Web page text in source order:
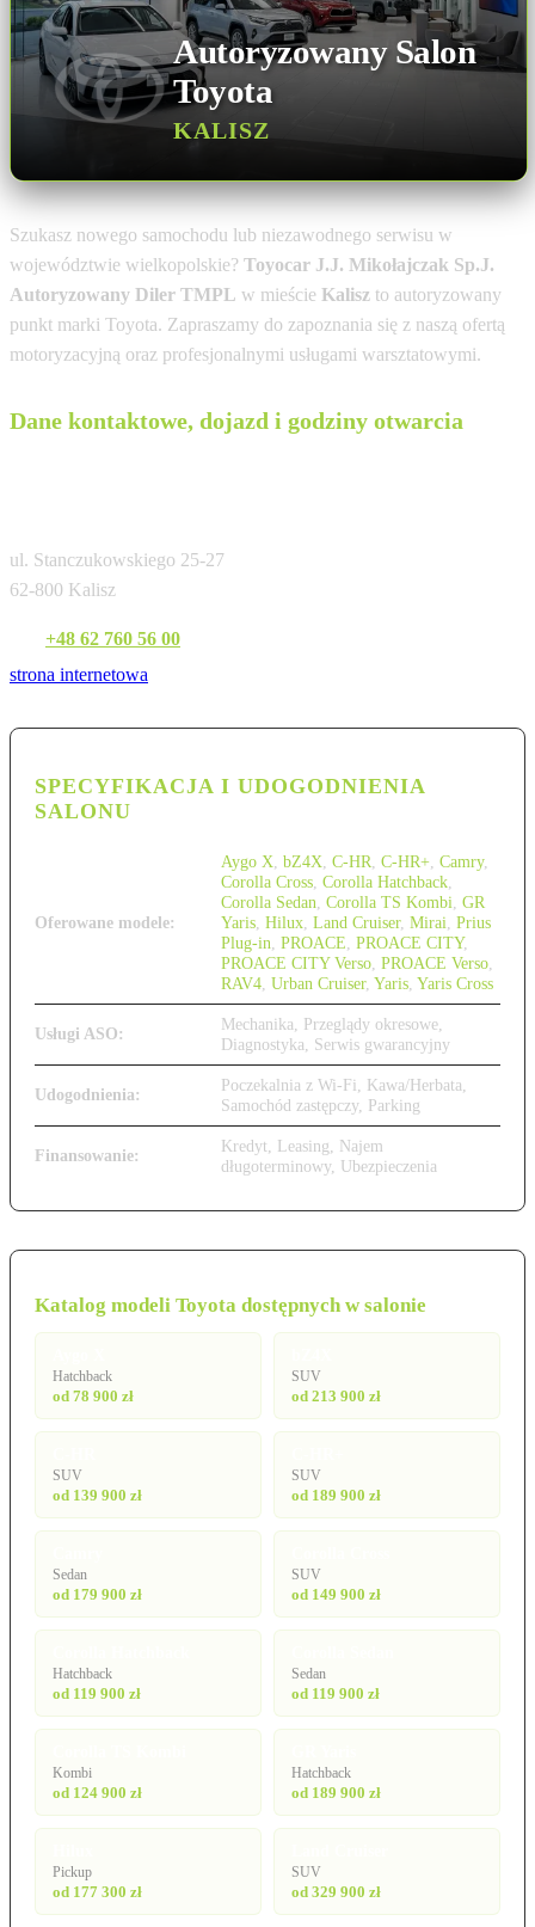
Autoryzowany Salon
Toyota
KALISZ
Szukasz nowego samochodu lub niezawodnego serwisu w
województwie wielkopolskie? Toyocar J.J. Mikołajczak Sp.J.
Autoryzowany Diler TMPL w mieście Kalisz to autoryzowany
punkt marki Toyota. Zapraszamy do zapoznania się z naszą ofertą
motoryzacyjną oraz profesjonalnymi usługami warsztatowymi.
Dane kontaktowe, dojazd i godziny otwarcia
ul. Stanczukowskiego 25-27
62-800 Kalisz
+48 62 760 56 00
strona internetowa
SPECYFIKACJA I UDOGODNIENIA
SALONU
Oferowane modele:
Aygo X bZ4X C-HR C-HR+ Camry,
Corolla Cross Corolla Hatchback
Corolla Sedan Corolla TS Kombi GR
Yaris Hilux Land Cruiser, Mirai Prius
Plug-in PROACE PROACE CITY,
PROACE CITY Verso PROACE Verso
RAV4 Urban Cruiser, Yaris Yaris Cross
Usługi ASO:
Mechanika, Przeglądy okresowe,
Diagnostyka, Serwis gwarancyjny
Udogodnienia:
Poczekalnia z Wi-Fi, Kawa/Herbata,
Samochód zastępczy, Parking
Finansowanie:
Kredyt, Leasing, Najem
długoterminowy, Ubezpieczenia
Katalog modeli Toyota dostępnych w salonie
Hatchback
od 78 900 zł
SUV
od 213 900 zł
SUV
od 139 900 zł
SUV
od 189 900 zł
Sedan
od 179 900 zł
SUV
od 149 900 zł
Hatchback
od 119 900 zł
Sedan
od 119 900 zł
Kombi
od 124 900 zł
Hatchback
od 189 900 zł
Pickup
od 177 300 zł
SUV
od 329 900 zł